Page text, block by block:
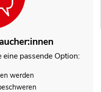
passende Option:
werden